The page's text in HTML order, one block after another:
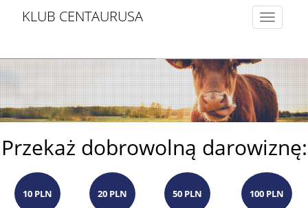
KLUB CENTAURUSA
Toggle
Przekaż dobrowolną darowiznę:
10 PLN 20 PLN 50 PLN 100 PLN